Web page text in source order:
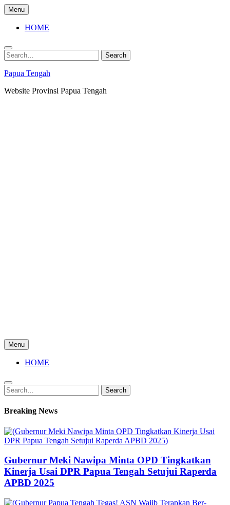
Skip
to
content
Menu
HOME
Search
for:
Search
Papua Tengah
Website Provinsi Papua Tengah
Menu
HOME
Search
for:
Search
Breaking News
Gubernur Meki Nawipa Minta OPD Tingkatkan
Kinerja Usai DPR Papua Tengah Setujui Raperda
APBD 2025